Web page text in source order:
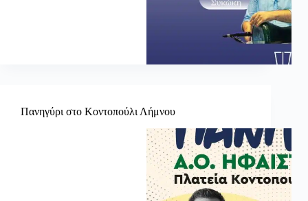
Πανηγύρι στο Κοντοπούλι Λήμνου